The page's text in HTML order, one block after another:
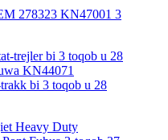
278323 KN47001 3
bi 3 toqob u 28